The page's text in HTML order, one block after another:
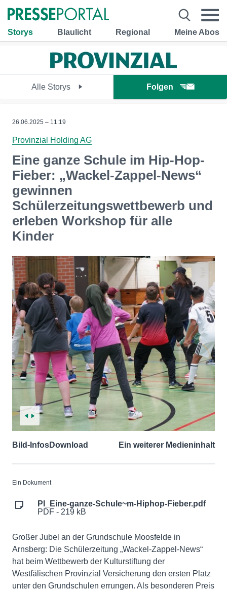
Storys Blaulicht Regional Meine Abos
Alle Storys Folgen
26.06.2025 – 11:19
Provinzial Holding AG
Eine ganze Schule im Hip-Hop-
Fieber: „Wackel-Zappel-News“
gewinnen
Schülerzeitungswettbewerb und
erleben Workshop für alle
Kinder
Bild-InfosDownload Ein weiterer Medieninhalt
Ein Dokument
PI_Eine-ganze-Schule~m-Hiphop-Fieber.pdf
PDF - 219 kB
Großer Jubel an der Grundschule Moosfelde in
Arnsberg: Die Schülerzeitung „Wackel-Zappel-News“
hat beim Wettbewerb der Kulturstiftung der
Westfälischen Provinzial Versicherung den ersten Platz
unter den Grundschulen errungen. Als besonderen Preis